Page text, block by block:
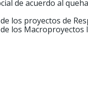
de acuerdo al
los proyectos de
los Macroproyectos